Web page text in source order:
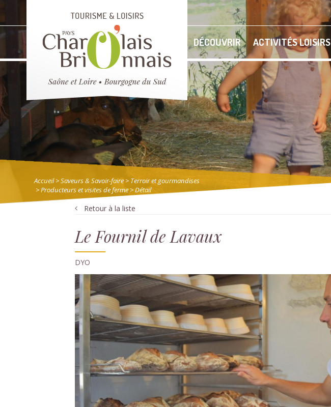
DÉCOUVRIR ACTIVITÉS LOISIRS
Accueil> Saveurs & Savoir-faire > Terroir et gourmandises
>Producteurs et visites de ferme > Détail
Retour à la liste
Le Fournil de Lavaux
DYO